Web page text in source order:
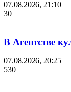
07.08.2026, 21:10
30
В Агентстве
07.08.2026, 20:25
530